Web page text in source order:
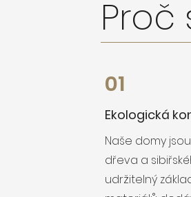
Proč
01
Ekologická
Naše domy
dřeva a
udržitelný